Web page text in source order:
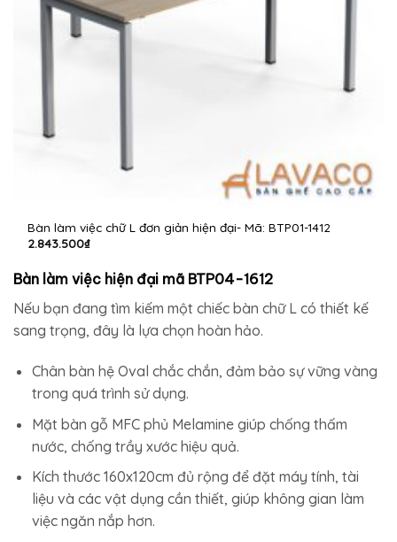
Bàn làm việc chữ L đơn giản hiện đại- Mã: BTP01-1412
2.843.500₫
Bàn làm việc hiện đại mã BTP04-1612
Nếu bạn đang tìm kiếm một chiếc bàn chữ L có thiết kế
sang trọng, đây là lựa chọn hoàn hảo.
Chân bàn hệ Oval chắc chắn, đảm bảo sự vững vàng
trong quá trình sử dụng.
Mặt bàn gỗ MFC phủ Melamine giúp chống thấm
nước, chống trầy xước hiệu quả.
Kích thước 160x120cm đủ rộng để đặt máy tính, tài
liệu và các vật dụng cần thiết, giúp không gian làm
việc ngăn nắp hơn.